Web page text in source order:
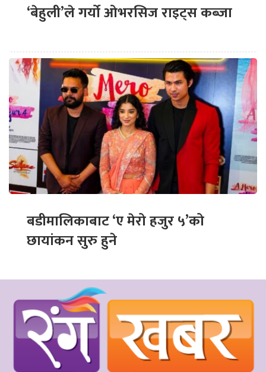
‘बेहुली’ले गर्यो ओभरसिज राइट्स कब्जा
बडीमालिकाबाट ‘ए मेरो हजुर ५’को
छायांकन सुरु हुने